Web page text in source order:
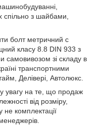
спільно з шайбами,
болт метричний c
класу 8.8 DIN 933 з
самовивозом зі складу в
транспортними
Делівері, Автолюкс.
увагу на те, що продаж
від розміру,
комплектації